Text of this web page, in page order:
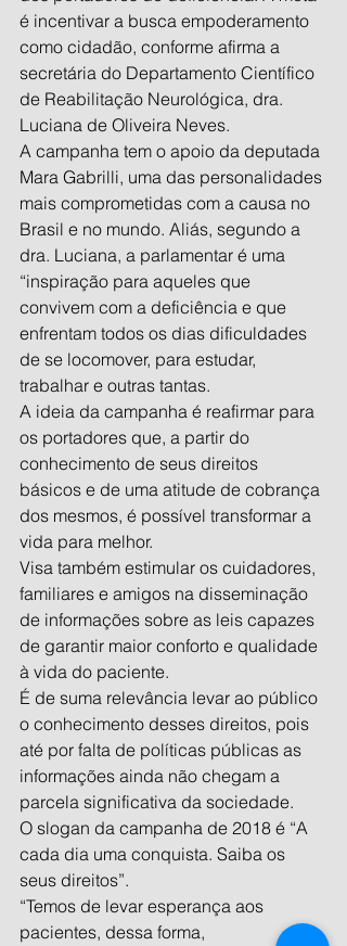
é incentivar a busca empoderamento
como cidadão, conforme afirma a
secretária do Departamento Científico
de Reabilitação Neurológica, dra.
Luciana de Oliveira Neves.
A campanha tem o apoio da deputada
Mara Gabrilli, uma das personalidades
mais comprometidas com a causa no
Brasil e no mundo. Aliás, segundo a
dra. Luciana, a parlamentar é uma
“inspiração para aqueles que
convivem com a deficiência e que
enfrentam todos os dias dificuldades
de se locomover, para estudar,
trabalhar e outras tantas.
A ideia da campanha é reafirmar para
os portadores que, a partir do
conhecimento de seus direitos
básicos e de uma atitude de cobrança
dos mesmos, é possível transformar a
vida para melhor.
Visa também estimular os cuidadores,
familiares e amigos na disseminação
de informações sobre as leis capazes
de garantir maior conforto e qualidade
à vida do paciente.
É de suma relevância levar ao público
o conhecimento desses direitos, pois
até por falta de políticas públicas as
informações ainda não chegam a
parcela significativa da sociedade.
O slogan da campanha de 2018 é “A
cada dia uma conquista. Saiba os
seus direitos”.
“Temos de levar esperança aos
pacientes, dessa forma,